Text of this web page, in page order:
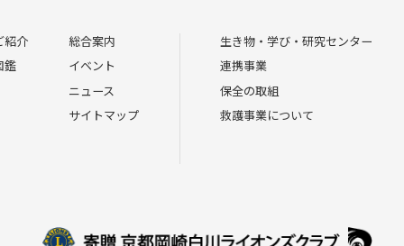
紹介
鑑
総合案内
イベント
ニュース
サイトマップ
生き物・学び・研究センター
連携事業
保全の取組
救護事業について